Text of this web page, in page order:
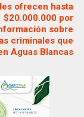
ofrecen hasta
$20.000.000 por
sobre
criminales que
Aguas Blancas